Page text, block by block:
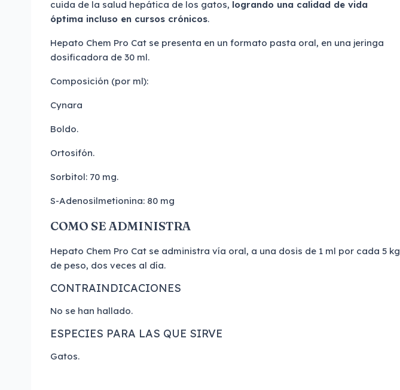
cuida de la salud hepática de los gatos, logrando una calidad de vida
óptima incluso en cursos crónicos.
Hepato Chem Pro Cat se presenta en un formato pasta oral, en una jeringa
dosificadora de 30 ml.
Composición (por ml):
Cynara
Boldo.
Ortosifón.
Sorbitol: 70 mg.
S-Adenosilmetionina: 80 mg
COMO SE ADMINISTRA
Hepato Chem Pro Cat se administra vía oral, a una dosis de 1 ml por cada 5 kg
de peso, dos veces al día.
CONTRAINDICACIONES
No se han hallado.
ESPECIES PARA LAS QUE SIRVE
Gatos.